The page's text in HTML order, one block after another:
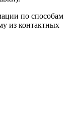
по способам
из контактных